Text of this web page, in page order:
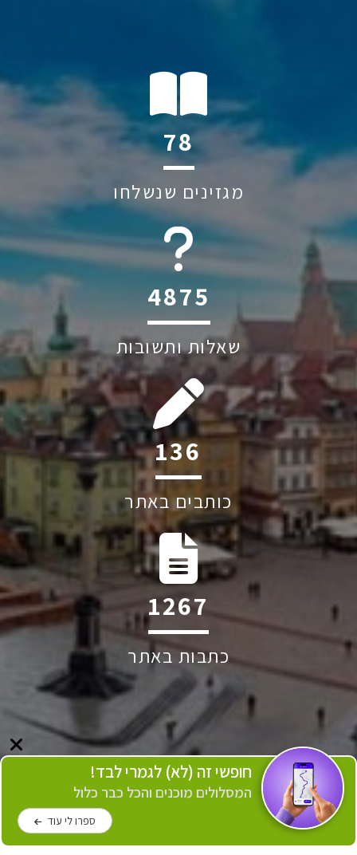
144
מגזינים שנשלחו
6045
שאלות ותשובות
253
כותבים באתר
2350
כתבות באתר
חופשי זה (לא) לגמרי לבד!
המסלולים מוכנים והכל כבר כלול
ספרו לי עוד